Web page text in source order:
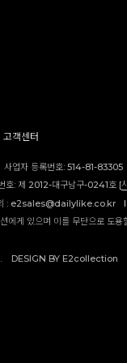
고객센터
사업자 등록번호: 514-81-83305
호: 제 2012-대구남구-0241호 [
: e2sales@dailylike.co.kr I
에게 있으며 이를 무단으로 도
DESIGN BY E2collection